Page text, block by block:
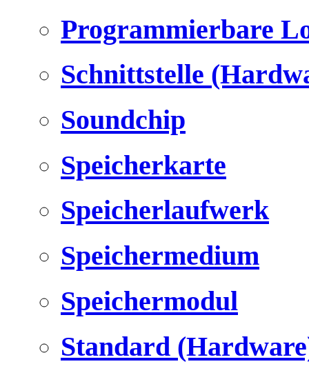
Programmierbare
Schnittstelle
Soundchip
Speicherkarte
Speicherlaufwerk
Speichermedium
Speichermodul
Standard